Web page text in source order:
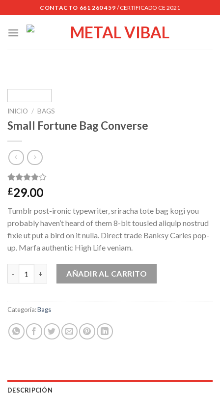
to
content
CONTACTO 661 260 459 / CERTIFICADO CE 2021
INICIO / BAGS
Small Fortune Bag Converse
Valorado
4.00
basado
en
2
puntuaciones
de
clientes
£29.00
Tumblr post-ironic typewriter, sriracha tote bag kogi you
probably haven’t heard of them 8-bit tousled aliquip nostrud
fixie ut put a bird on it nulla. Direct trade Banksy Carles pop-
up. Marfa authentic High Life veniam.
Small Fortune Bag Converse cantidad
AÑADIR AL CARRITO
Categoría:Bags
DESCRIPCIÓN